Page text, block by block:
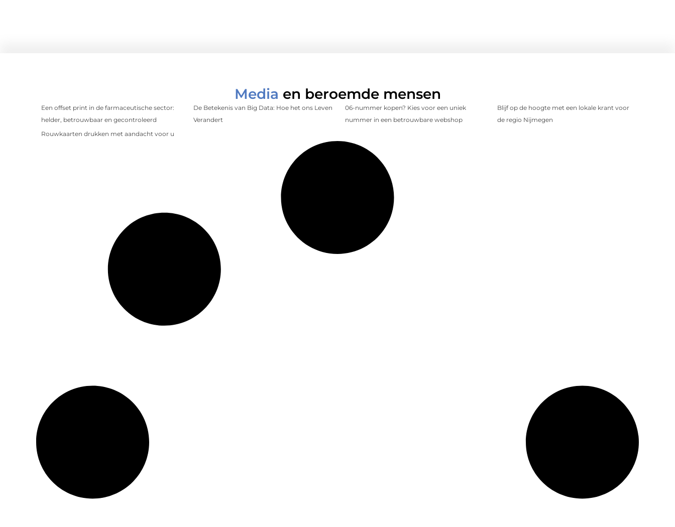
Media en beroemde mensen
Een offset print in de farmaceutische sector:
helder, betrouwbaar en gecontroleerd
De Betekenis van Big Data: Hoe het ons Leven
Verandert
06-nummer kopen? Kies voor een uniek
nummer in een betrouwbare webshop
Blijf op de hoogte met een lokale krant voor
de regio Nijmegen
Rouwkaarten drukken met aandacht voor u